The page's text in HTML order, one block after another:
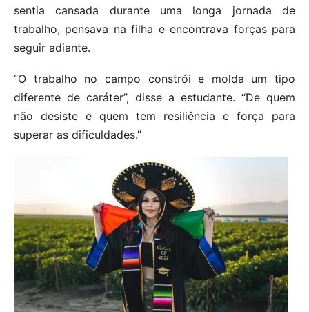
sentia cansada durante uma longa jornada de
trabalho, pensava na filha e encontrava forças para
seguir adiante.
“O trabalho no campo constrói e molda um tipo
diferente de caráter”, disse a estudante. “De quem
não desiste e quem tem resiliência e força para
superar as dificuldades.”